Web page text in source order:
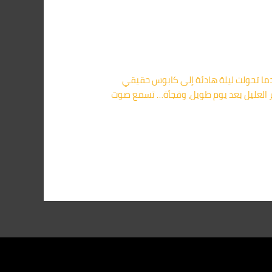
للقضاء النهائي على القوارض | أركان 01091560420 🌟 المقدمة: عندما تحولت ليلة هادئة إلى كابوس حقيقي
بعد يوم طويل، وفجأة… تسمع صوت